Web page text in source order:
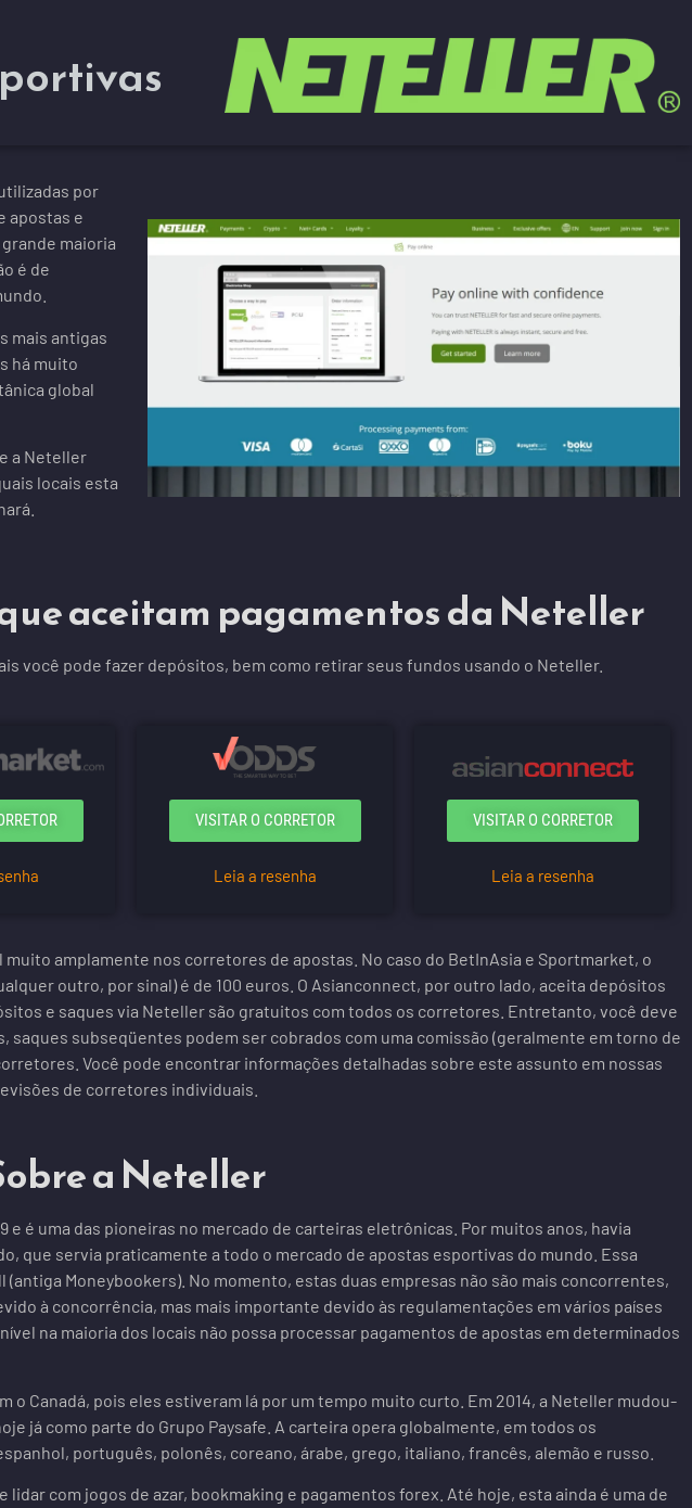
por
apostas e
maioria
é de
mais antigas
há muito
global
a Neteller
locais esta
aceitam pagamentos da Neteller
você pode fazer depósitos, bem como retirar seus fundos usando o Neteller.
VISITAR O CORRETOR
Leia a resenha
VISITAR O CORRETOR
Leia a resenha
amplamente nos corretores de apostas. No caso do BetInAsia e Sportmarket, o
outro, por sinal) é de 100 euros. O Asianconnect, por outro lado, aceita depósitos
e saques via Neteller são gratuitos com todos os corretores. Entretanto, você deve
saques subseqüentes podem ser cobrados com uma comissão (geralmente em torno de
Você pode encontrar informações detalhadas sobre este assunto em nossas
de corretores individuais.
a Neteller
e é uma das pioneiras no mercado de carteiras eletrônicas. Por muitos anos, havia
que servia praticamente a todo o mercado de apostas esportivas do mundo. Essa
Moneybookers). No momento, estas duas empresas não são mais concorrentes,
à concorrência, mas mais importante devido às regulamentações em vários países
na maioria dos locais não possa processar pagamentos de apostas em determinados
o Canadá, pois eles estiveram lá por um tempo muito curto. Em 2014, a Neteller mudou-
já como parte do Grupo Paysafe. A carteira opera globalmente, em todos os
português, polonês, coreano, árabe, grego, italiano, francês, alemão e russo.
com jogos de azar, bookmaking e pagamentos forex. Até hoje, esta ainda é uma de